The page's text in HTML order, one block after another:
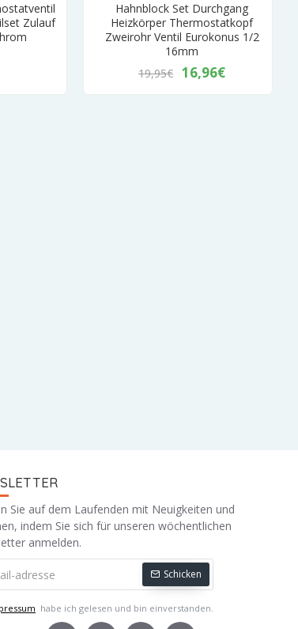
Zulauf
Hahnblock Set Durchgang
Heizkörper Thermostatkopf
Zweirohr Ventil Eurokonus 1/2
16mm
19,95€ 16,96€
Sie auf dem Laufenden mit Neuigkeiten und
indem Sie sich für unseren wöchentlichen
anmelden.
Schicken
habe ich gelesen und bin einverstanden.